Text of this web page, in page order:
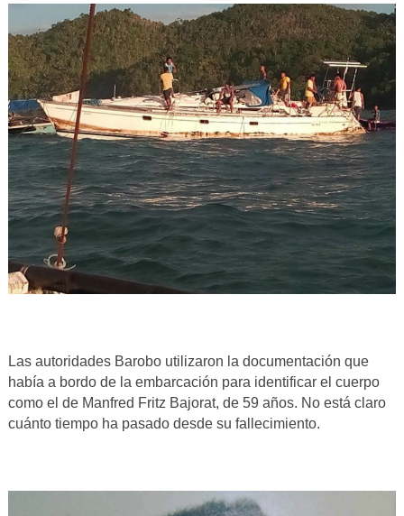
Las autoridades Barobo utilizaron la documentación que
había a bordo de la embarcación para identificar el cuerpo
como el de Manfred Fritz Bajorat, de 59 años. No está claro
cuánto tiempo ha pasado desde su fallecimiento.